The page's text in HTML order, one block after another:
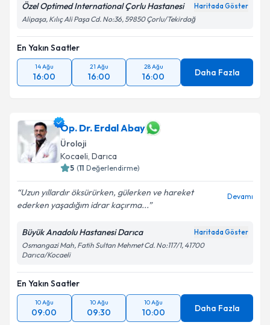
Kişisel verilerimin işlenmesine ilişkin
Aydınlatma
Metni'ni okudum ve kişisel verilerimin belirtilen
kapsamda işlenmesini kabul ediyorum.
Takvim Talebini Gönder
Özel Optimed International Çorlu Hastanesi Haritada Göster
Alipaşa, Kılıç Ali Paşa Cd. No:36, 59850 Çorlu/Tekirdağ
En Yakın Saatler
14 Ağu
16:00
21 Ağu
16:00
28 Ağu
16:00 Daha Fazla
Op. Dr. Erdal Abay
Üroloji
Kocaeli, Darıca
5 (11 Değerlendirme)
Uzun yıllardır öksürürken, gülerken ve hareket
ederken yaşadığım idrar kaçırma...
Devamı
Büyük Anadolu Hastanesi Darıca Haritada Göster
Osmangazi Mah, Fatih Sultan Mehmet Cd. No:117/1, 41700
Darıca/Kocaeli
En Yakın Saatler
10 Ağu
09:00
10 Ağu
09:30
10 Ağu
10:00 Daha Fazla